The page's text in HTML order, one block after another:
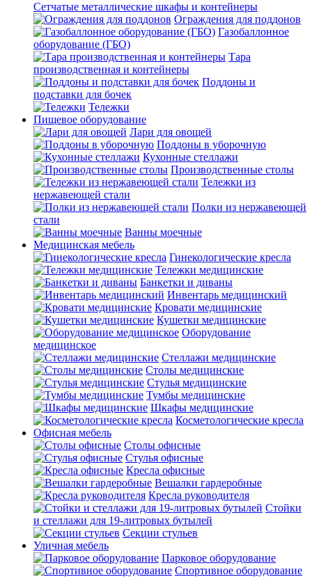
Сетчатые металлические шкафы и контейнеры
Ограждения для поддонов
Газобаллонное
оборудование (ГБО)
Тара
производственная и контейнеры
Поддоны и
подставки для бочек
Тележки
Пищевое оборудование
Лари для овощей
Поддоны в уборочную
Кухонные стеллажи
Производственные столы
Тележки из
нержавеющей стали
Полки из нержавеющей
стали
Ванны моечные
Медицинская мебель
Гинекологические кресла
Тележки медицинские
Банкетки и диваны
Инвентарь медицинский
Кровати медицинские
Кушетки медицинские
Оборудование
медицинское
Стеллажи медицинские
Столы медицинские
Стулья медицинские
Тумбы медицинские
Шкафы медицинские
Косметологические кресла
Офисная мебель
Столы офисные
Стулья офисные
Кресла офисные
Вешалки гардеробные
Кресла руководителя
Стойки
и стеллажи для 19-литровых бутылей
Секции стульев
Уличная мебель
Парковое оборудование
Спортивное оборудование